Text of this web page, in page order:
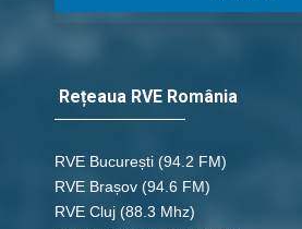
Rețeaua RVE România
RVE București (94.2 FM)
RVE Brașov (94.6 FM)
RVE Cluj (88.3 Mhz)